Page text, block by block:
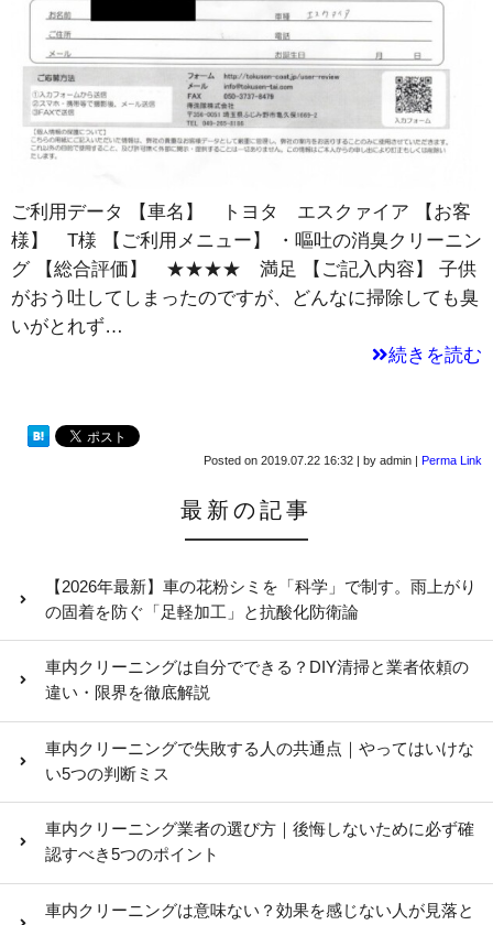
ご利用データ 【車名】 トヨタ エスクァイア 【お客
様】 T様 【ご利用メニュー】 ・嘔吐の消臭クリーニン
グ 【総合評価】 ★★★★ 満足 【ご記入内容】 子供
がおう吐してしまったのですが、どんなに掃除しても臭
いがとれず…
続きを読む
Posted on 2019.07.22 16:32 | by admin | Perma Link
最新の記事
【2026年最新】車の花粉シミを「科学」で制す。雨上がり
の固着を防ぐ「足軽加工」と抗酸化防衛論
車内クリーニングは自分でできる？DIY清掃と業者依頼の
違い・限界を徹底解説
車内クリーニングで失敗する人の共通点｜やってはいけな
い5つの判断ミス
車内クリーニング業者の選び方｜後悔しないために必ず確
認すべき5つのポイント
車内クリーニングは意味ない？効果を感じない人が見落と